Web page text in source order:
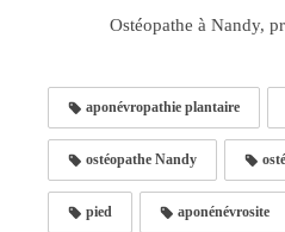
Ostéopathe à Nandy,
aponévropathie plantaire
ostéopathe Nandy
pied aponénévrosite